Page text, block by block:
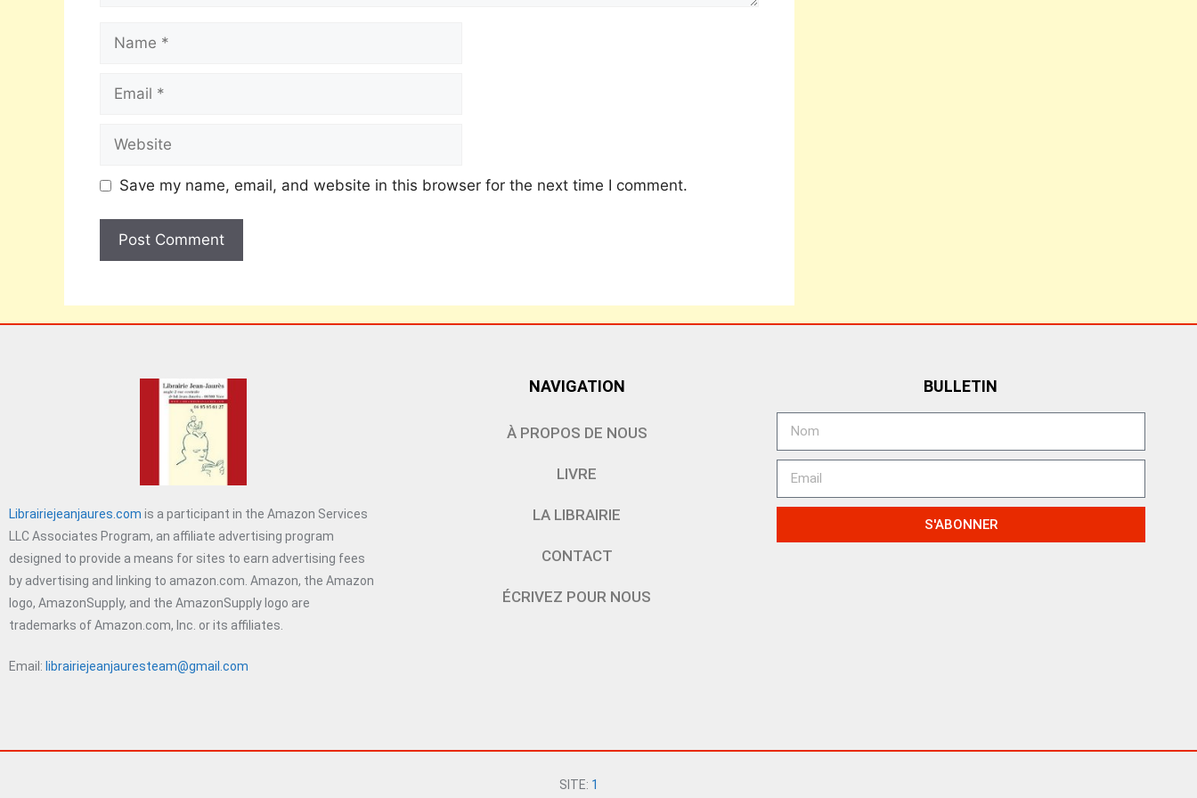
Save my name, email, and website in this browser for the next time I comment.
Librairiejeanjaures.com is a participant in the Amazon Services
LLC Associates Program, an affiliate advertising program
designed to provide a means for sites to earn advertising fees
by advertising and linking to amazon.com. Amazon, the Amazon
logo, AmazonSupply, and the AmazonSupply logo are
trademarks of Amazon.com, Inc. or its affiliates.
Email: librairiejeanjauresteam@gmail.com
NAVIGATION
À PROPOS DE NOUS
LIVRE
LA LIBRAIRIE
CONTACT
ÉCRIVEZ POUR NOUS
BULLETIN
S'ABONNER
SITE: 1